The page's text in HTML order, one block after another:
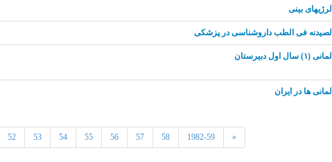
آلرژیهای بینی
آلصیدنه فی الطب داروشناسی در پزشکی
آلمانی (۱) سال اول دبیرستان
آلمانی ها در ایران
52 53 54 55 56 57 58 1982-59 «